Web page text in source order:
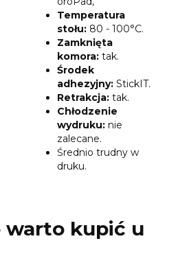
Temperatura
stołu: 80 - 100°C.
Zamknięta
komora: tak.
Środek
adhezyjny: StickIT.
Retrakcja: tak.
Chłodzenie
wydruku: nie
zalecane.
Średnio trudny w
druku.
warto kupić u